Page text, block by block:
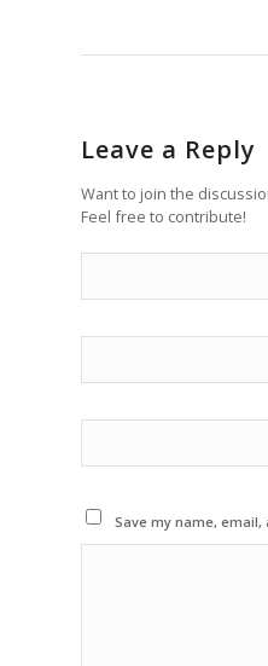
Leave a Reply
Want to join the
Feel free to contribute!
Save my name,